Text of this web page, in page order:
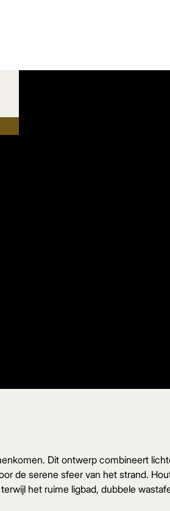
Dit ontwerp combineert
de serene sfeer van het strand.
het ruime ligbad, dubbele